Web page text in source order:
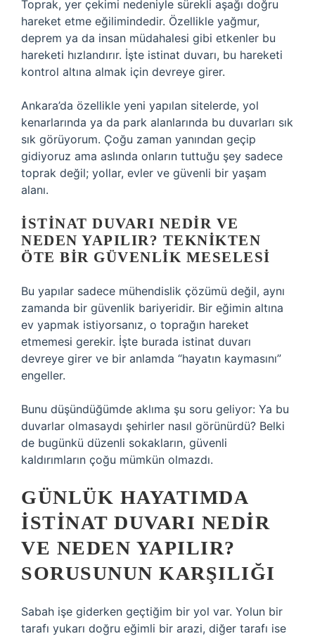
Toprak, yer çekimi nedeniyle sürekli aşağı doğru
hareket etme eğilimindedir. Özellikle yağmur,
deprem ya da insan müdahalesi gibi etkenler bu
hareketi hızlandırır. İşte istinat duvarı, bu hareketi
kontrol altına almak için devreye girer.
Ankara’da özellikle yeni yapılan sitelerde, yol
kenarlarında ya da park alanlarında bu duvarları sık
sık görüyorum. Çoğu zaman yanından geçip
gidiyoruz ama aslında onların tuttuğu şey sadece
toprak değil; yollar, evler ve güvenli bir yaşam
alanı.
İSTINAT DUVARI NEDIR VE
NEDEN YAPILIR? TEKNIKTEN
ÖTE BIR GÜVENLIK MESELESI
Bu yapılar sadece mühendislik çözümü değil, aynı
zamanda bir güvenlik bariyeridir. Bir eğimin altına
ev yapmak istiyorsanız, o toprağın hareket
etmemesi gerekir. İşte burada istinat duvarı
devreye girer ve bir anlamda “hayatın kaymasını”
engeller.
Bunu düşündüğümde aklıma şu soru geliyor: Ya bu
duvarlar olmasaydı şehirler nasıl görünürdü? Belki
de bugünkü düzenli sokakların, güvenli
kaldırımların çoğu mümkün olmazdı.
GÜNLÜK HAYATIMDA
İSTINAT DUVARI NEDIR
VE NEDEN YAPILIR?
SORUSUNUN KARŞILIĞI
Sabah işe giderken geçtiğim bir yol var. Yolun bir
tarafı yukarı doğru eğimli bir arazi, diğer tarafı ise